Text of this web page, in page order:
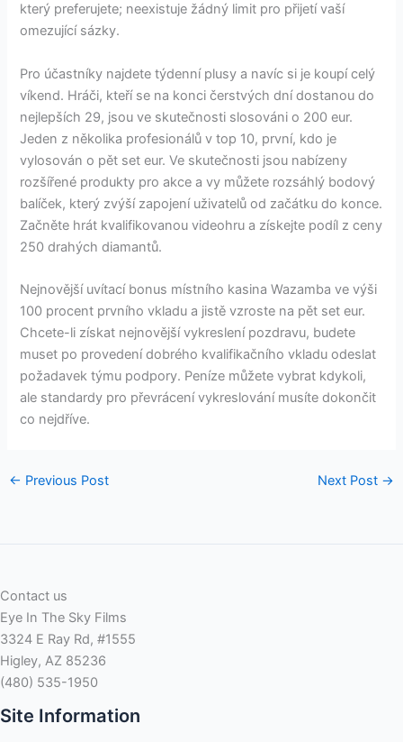
který preferujete; neexistuje žádný limit pro přijetí vaší
omezující sázky.
Pro účastníky najdete týdenní plusy a navíc si je koupí celý
víkend. Hráči, kteří se na konci čerstvých dní dostanou do
nejlepších 29, jsou ve skutečnosti slosováni o 200 eur.
Jeden z několika profesionálů v top 10, první, kdo je
vylosován o pět set eur. Ve skutečnosti jsou nabízeny
rozšířené produkty pro akce a vy můžete rozsáhlý bodový
balíček, který zvýší zapojení uživatelů od začátku do konce.
Začněte hrát kvalifikovanou videohru a získejte podíl z ceny
250 drahých diamantů.
Nejnovější uvítací bonus místního kasina Wazamba ve výši
100 procent prvního vkladu a jistě vzroste na pět set eur.
Chcete-li získat nejnovější vykreslení pozdravu, budete
muset po provedení dobrého kvalifikačního vkladu odeslat
požadavek týmu podpory. Peníze můžete vybrat kdykoli,
ale standardy pro převrácení vykreslování musíte dokončit
co nejdříve.
← Previous Post Next Post →
Contact us
Eye In The Sky Films
3324 E Ray Rd, #1555
Higley, AZ 85236
(480) 535-1950
Site Information